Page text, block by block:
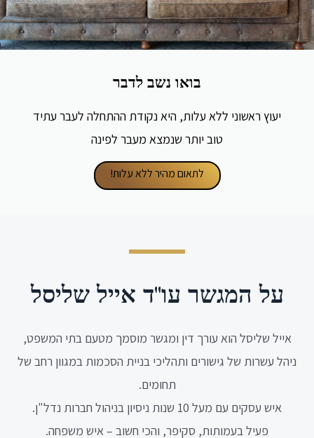
בואו נשב לדבר
יעוץ ראשוני ללא עלות, היא נקודת ההתחלה לעבר עתיד
טוב יותר שנמצא מעבר לפינה
לתאום מהיר ללא עלות!
על המגשר עו"ד אייל שליסל
אייל שליסל הוא עורך דין ומגשר מוסמך מטעם בתי המשפט,
ניהל עשרות של גישורים ותהליכי בניית הסכמות במגוון רחב של
תחומים.
איש עסקים עם מעל 10 שנות ניסיון בניהול חברות נדל"ן.
פעיל בעמותות, סקיפר, והכי חשוב – איש משפחה.